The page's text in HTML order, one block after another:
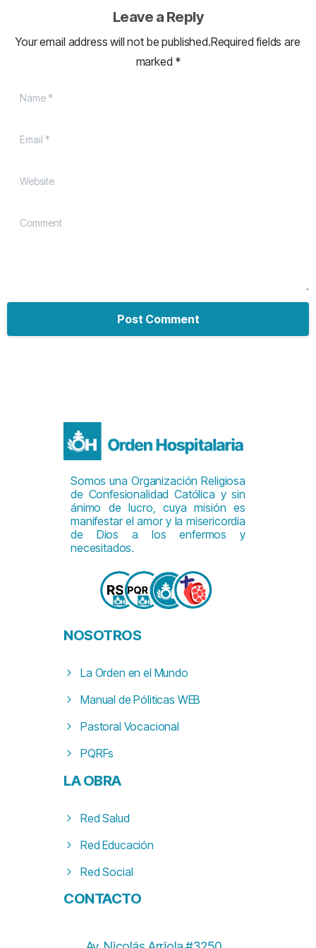
Leave a Reply
Your email address will not be published.Required fields are
marked *
Name
Email
Website
Comment
Somos una Organización Religiosa
de Confesionalidad Católica y sin
ánimo de lucro, cuya misión es
manifestar el amor y la misericordia
de Dios a los enfermos y
necesitados.
NOSOTROS
La Orden en el Mundo
Manual de Póliticas WEB
Pastoral Vocacional
PQRFs
LAOBRA
Red Salud
Red Educación
Red Social
CONTACTO